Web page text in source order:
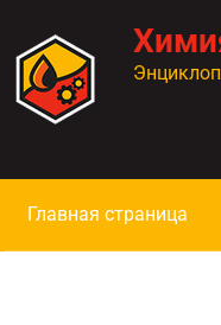
Главная страница